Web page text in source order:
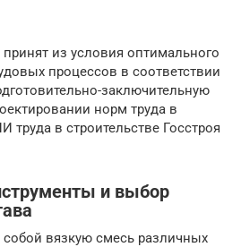
из условия оптимального
процессов в соответствии
заключительную
норм труда в
труда в строительстве Госстроя
и выбор
собой вязкую смесь различных